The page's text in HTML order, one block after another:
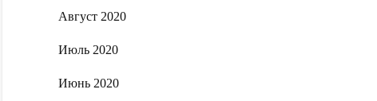
Август 2020
Июль 2020
Июнь 2020